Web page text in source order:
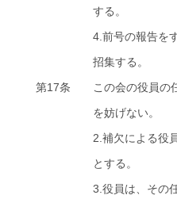
する。
4.前号の報告を
招集する。
第17条
この会の役員の
を妨げない。
2.補欠による役
とする。
3.役員は、その